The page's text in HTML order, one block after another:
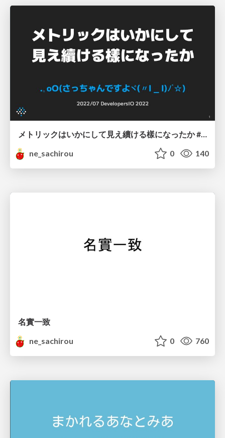
メトリックはいかにして見え續ける樣になったか #devio2022
ne_sachirou
0 140
名實一致
ne_sachirou
0 760